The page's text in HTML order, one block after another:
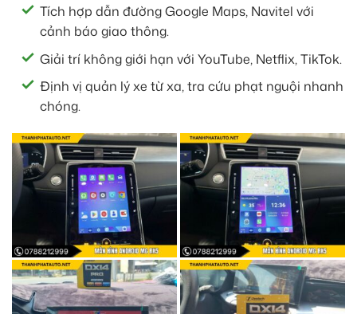
Tích hợp dẫn đường Google Maps, Navitel với
cảnh báo giao thông.
Giải trí không giới hạn với YouTube, Netflix, TikTok.
Định vị quản lý xe từ xa, tra cứu phạt nguội nhanh
chóng.